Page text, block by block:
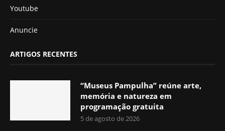
Youtube
Anuncie
ARTIGOS RECENTES
“Museus Pampulha” reúne arte,
memória e natureza em
programação gratuita
5 de agosto de 2026